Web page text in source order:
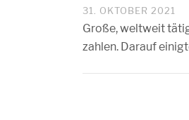
31. OKTOBER 2021
Große, weltweit
zahlen. Darauf